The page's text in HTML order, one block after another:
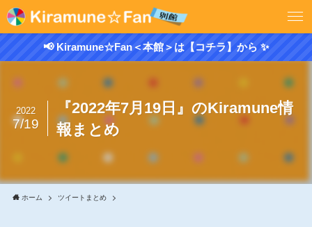
📢 Kiramune☆Fan＜本館＞は【コチラ】から ✨
『2022年7月19日』のKiramune情
報まとめ
2022
7/19
ホーム ツイートまとめ